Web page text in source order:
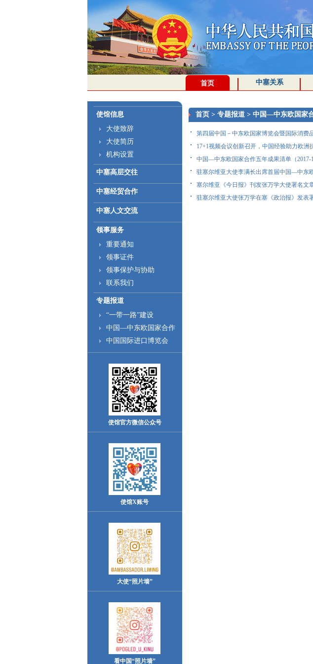
首页 中塞关系
使馆信息
大使致辞
大使简历
机构设置
中塞高层交往
中塞经贸合作
中塞人文交流
领事服务
重要通知
领事证件
领事保护与协助
联系我们
专题报道
“一带一路”建设
中国—中东欧国家合作
中国国际进口博览会
使馆官方微信公众号
使馆X账号
大使“照片墙”
看中国“照片墙”
首页> 专题报道> 中国—中东欧国家
第四届中国－中东欧国家博览会暨国际消费
17+1视频会议创新召开，中国经验助力欧洲
中国—中东欧国家合作五年成果清单（2017-
驻塞尔维亚大使李满长出席首届中国—中东
塞尔维亚《今日报》刊发张万学大使署名文
驻塞尔维亚大使张万学在塞《政治报》发表